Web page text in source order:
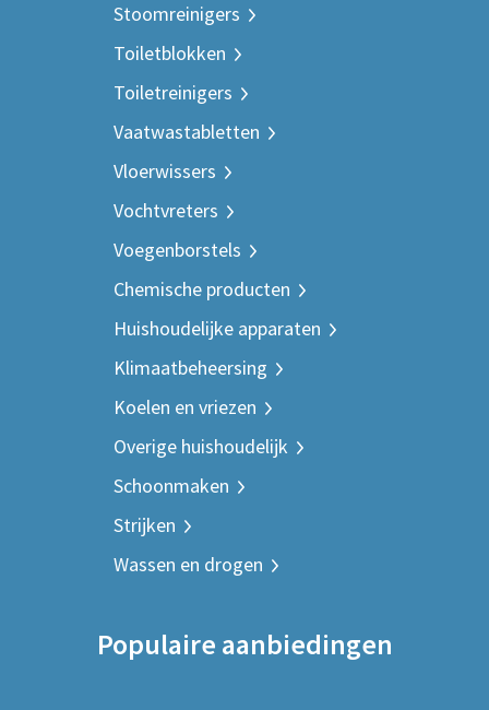
Stoomreinigers
Toiletblokken
Toiletreinigers
Vaatwastabletten
Vloerwissers
Vochtvreters
Voegenborstels
Chemische producten
Huishoudelijke apparaten
Klimaatbeheersing
Koelen en vriezen
Overige huishoudelijk
Schoonmaken
Strijken
Wassen en drogen
Populaire aanbiedingen